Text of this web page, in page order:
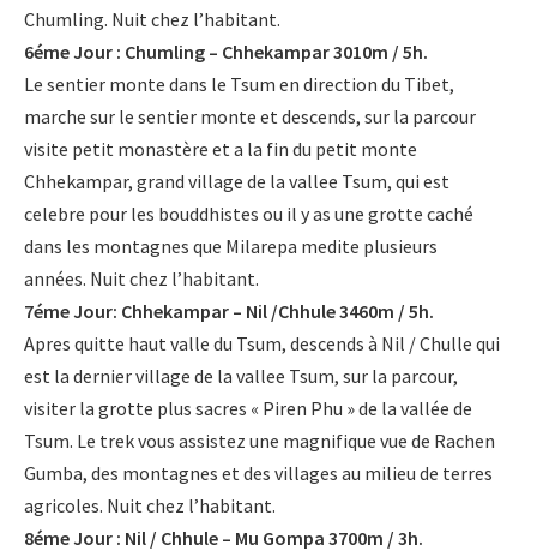
Chumling. Nuit chez l’habitant.
6éme Jour : Chumling – Chhekampar 3010m / 5h.
Le sentier monte dans le Tsum en direction du Tibet,
marche sur le sentier monte et descends, sur la parcour
visite petit monastère et a la fin du petit monte
Chhekampar, grand village de la vallee Tsum, qui est
celebre pour les bouddhistes ou il y as une grotte caché
dans les montagnes que Milarepa medite plusieurs
années. Nuit chez l’habitant.
7éme Jour: Chhekampar – Nil /Chhule 3460m / 5h.
Apres quitte haut valle du Tsum, descends à Nil / Chulle qui
est la dernier village de la vallee Tsum, sur la parcour,
visiter la grotte plus sacres « Piren Phu » de la vallée de
Tsum. Le trek vous assistez une magnifique vue de Rachen
Gumba, des montagnes et des villages au milieu de terres
agricoles. Nuit chez l’habitant.
8éme Jour : Nil / Chhule – Mu Gompa 3700m / 3h.